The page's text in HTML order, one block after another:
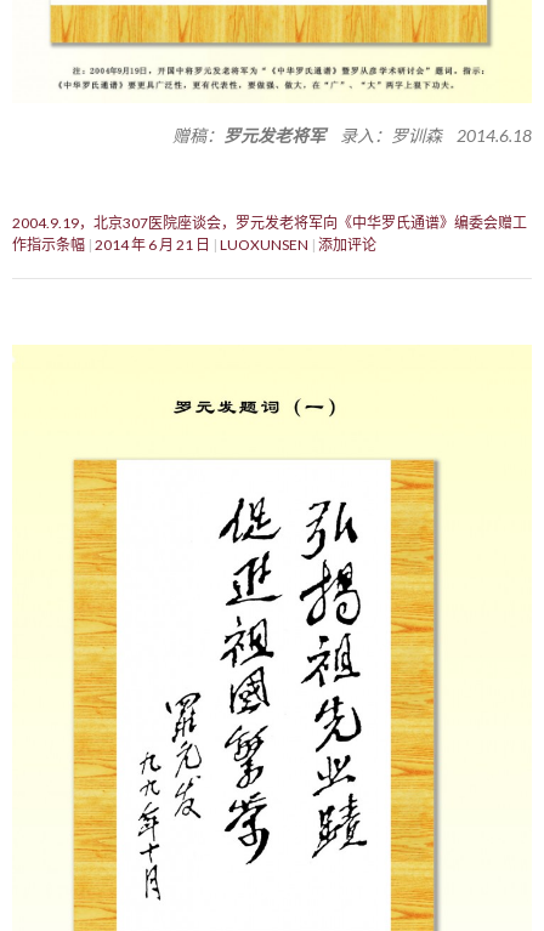
赠稿： 罗元发老将军录入：罗训森 2014.6.18
2004.9.19，北京307医院座谈会，罗元发老将军向《中华罗氏通谱》编委会赠工
作指示条幅 2014 年 6 月 21 日 LUOXUNSEN 添加评论